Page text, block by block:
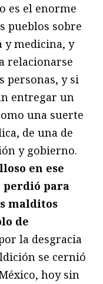
es el enorme
pueblos sobre
y medicina, y
relacionarse
personas, y si
entregar un
una suerte
de una de
y gobierno.
en ese
para
malditos
de
la desgracia
se cernió
hoy sin